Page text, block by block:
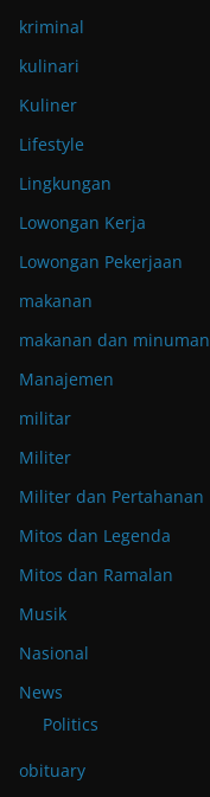
kriminal
kulinari
Kuliner
Lifestyle
Lingkungan
Lowongan Kerja
Lowongan Pekerjaan
makanan
makanan dan minuman
Manajemen
militar
Militer
Militer dan Pertahanan
Mitos dan Legenda
Mitos dan Ramalan
Musik
Nasional
News
Politics
obituary